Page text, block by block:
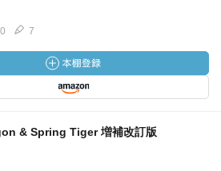
7
& Spring Tiger 増補改訂版